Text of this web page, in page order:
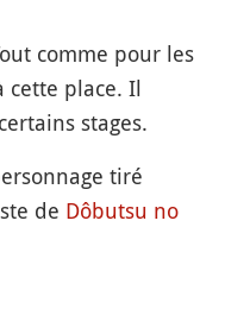
comme pour les
cette place. Il
stages.
tiré
de Dôbutsu no